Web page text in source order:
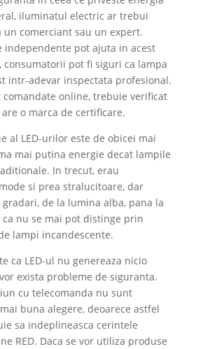
iluminatul electric ar trebui
comerciant sau un expert.
independente pot ajuta in acest
consumatorii pot fi siguri ca lampa
intr-adevar inspectata profesional.
online, trebuie verificat
o marca de certificare.
al LED-urilor este de obicei mai
mai putina energie decat lampile
In trecut, erau
si prea stralucitoare, dar
de la lumina alba, pana la
ca nu se mai pot distinge prin
lampi incandescente.
ca LED-ul nu genereaza nicio
exista probleme de siguranta.
cu telecomanda nu sunt
buna alegere, deoarece astfel
sa indeplineasca cerintele
RED. Daca se vor utiliza produse